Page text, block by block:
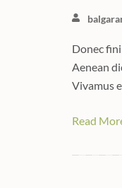
Donec
Aenean
Vivamus
Read